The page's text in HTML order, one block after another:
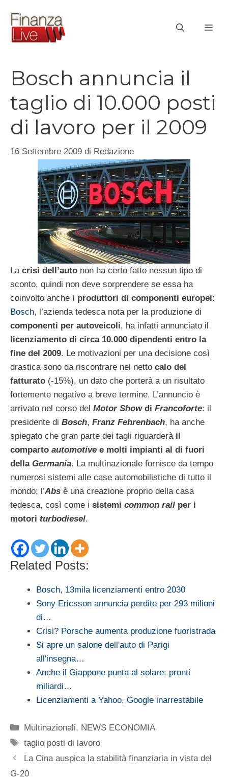
contenuto
Bosch annuncia il
taglio di 10.000 posti
di lavoro per il 2009
16 Settembre 2009 di Redazione
La crisi dell’auto non ha certo fatto nessun tipo di
sconto, quindi non deve sorprendere se essa ha
coinvolto anche i produttori di componenti europei:
Bosch, l’azienda tedesca nota per la produzione di
componenti per autoveicoli, ha infatti annunciato il
licenziamento di circa 10.000 dipendenti entro la
fine del 2009. Le motivazioni per una decisione così
drastica sono da riscontrare nel netto calo del
fatturato (-15%), un dato che porterà a un risultato
fortemente negativo a breve termine. L’annuncio è
arrivato nel corso del Motor Show di Francoforte: il
presidente di Bosch, Franz Fehrenbach, ha anche
spiegato che gran parte dei tagli riguarderà il
comparto automotive e molti impianti al di fuori
della Germania. La multinazionale fornisce da tempo
numerosi sistemi alle case automobilistiche di tutto il
mondo; l’Abs è una creazione proprio della casa
tedesca, così come i sistemi common rail per i
motori turbodiesel.
Related Posts:
Bosch, 13mila licenziamenti entro 2030
Sony Ericsson annuncia perdite per 293 milioni
di…
Crisi? Porsche aumenta produzione fuoristrada
Si apre un salone dell'auto di Parigi
all'insegna…
Anche il Giappone punta al solare: pronti
miliardi…
Licenziamenti a Yahoo, Google inarrestabile
Categorie
Multinazionali, NEWS ECONOMIA
Tag
taglio posti di lavoro
La Cina auspica la stabilità finanziaria in vista del
G-20